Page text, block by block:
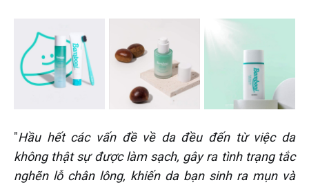
"Hầu hết các vấn đề về da đều đến từ việc da
không thật sự được làm sạch, gây ra tình trạng tắc
nghẽn lỗ chân lông, khiến da bạn sinh ra mụn và